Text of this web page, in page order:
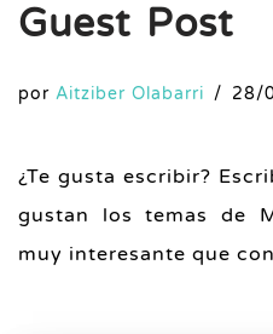
Guest Post
por Aitziber Olabarri 28/
¿Te gusta escribir?
gustan los temas de
muy interesante que